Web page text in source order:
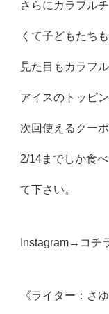
さらにカラフル
くて子どもたち
見た目もカラフ
アイスのトッピ
次回使えるクー
2/14までしか食
て下さい。
Instagram→ コチ
《ライター：さ